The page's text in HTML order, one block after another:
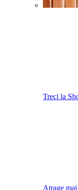
Treci la
Atrage